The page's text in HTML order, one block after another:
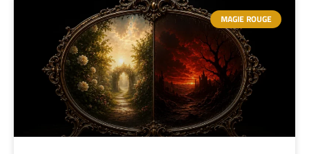
MAGIE ROUGE